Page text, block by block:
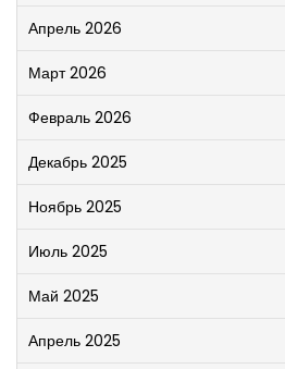
Апрель 2026
Март 2026
Февраль 2026
Декабрь 2025
Ноябрь 2025
Июль 2025
Май 2025
Апрель 2025